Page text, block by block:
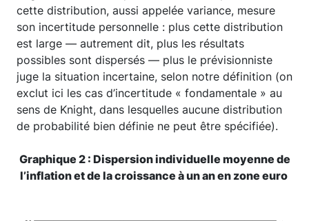
cette distribution, aussi appelée variance, mesure
son incertitude personnelle : plus cette distribution
est large — autrement dit, plus les résultats
possibles sont dispersés — plus le prévisionniste
juge la situation incertaine, selon notre définition (on
exclut ici les cas d’incertitude « fondamentale » au
sens de Knight, dans lesquelles aucune distribution
de probabilité bien définie ne peut être spécifiée).
Graphique 2 : Dispersion individuelle moyenne de
l’inflation et de la croissance à un an en zone euro